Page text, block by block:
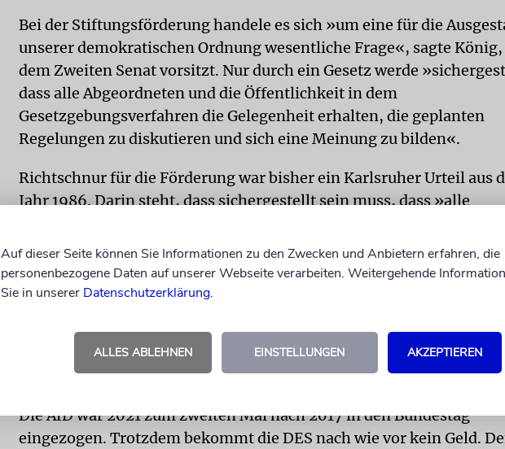
Bei der Stiftungsförderung handele es sich »um eine für die
unserer demokratischen Ordnung wesentliche Frage«, sagte König,
dem Zweiten Senat vorsitzt. Nur durch ein Gesetz werde
dass alle Abgeordneten und die Öffentlichkeit in dem
Gesetzgebungsverfahren die Gelegenheit erhalten, die geplanten
Regelungen zu diskutieren und sich eine Meinung zu bilden«.
Richtschnur für die Förderung war bisher ein Karlsruher Urteil aus
Jahr 1986. Darin steht, dass sichergestellt sein muss, dass »alle
Bundesrepublik Deutschland angemessen berücksichtigt« werden.
Für die praktische Umsetzung hatten die Stiftungen 1998 selbst
geeigneter Anhaltspunkt dürfte »eine wiederholte Vertretung« der
entsprechenden Partei im Bundestag sein, und zwar zumindest
Fraktionsstärke. Daran hatte sich die Politik seither orientiert.
Die AfD war 2021 zum zweiten Mal nach 2017 in den Bundestag
eingezogen. Trotzdem bekommt die DES nach wie vor kein Geld.
Auf dieser Seite können Sie Informationen zu den Zwecken und Anbietern erfahren, die
personenbezogene Daten auf unserer Webseite verarbeiten. Weitergehende
Sie in unserer Datenschutzerklärung.
ALLES ABLEHNEN EINSTELLUNGEN AKZEPTIEREN